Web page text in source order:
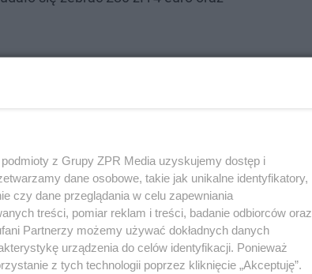
z Grupy ZPR Media uzyskujemy dostęp i
dane osobowe, takie jak unikalne identyfikatory,
czy dane przeglądania w celu zapewniania
treści, pomiar reklam i treści, badanie odbiorców oraz
Partnerzy możemy używać dokładnych danych
urządzenia do celów identyfikacji. Ponieważ
z tych technologii poprzez kliknięcie „Akceptuję”.